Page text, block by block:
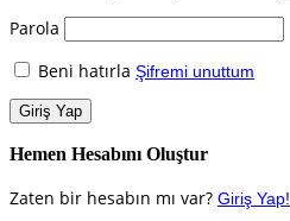
Parola
Beni hatırla Şifremi unuttum
Hemen Hesabını Oluştur
Zaten bir hesabın mı var? Giriş Yap!